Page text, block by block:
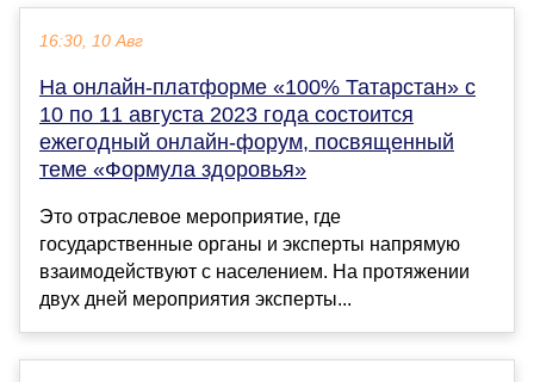
16:30, 10 Авг
На онлайн-платформе «100% Татарстан» с
10 по 11 августа 2023 года состоится
ежегодный онлайн-форум, посвященный
теме «Формула здоровья»
Это отраслевое мероприятие, где
государственные органы и эксперты напрямую
взаимодействуют с населением. На протяжении
двух дней мероприятия эксперты...